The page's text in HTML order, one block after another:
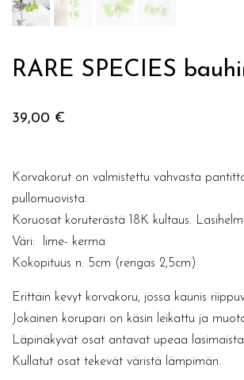
RARE SPECIES
39,00 €
Korvakorut on valmistettu vahvasta
pullomuovista.
Koruosat koruterästä 18K kultaus.
Väri: lime- kerma
Kokopituus n. 5cm (rengas 2,5cm)
Erittäin kevyt korvakoru, jossa kaunis
Jokainen korupari on käsin leikattu ja
Läpinäkyvät osat antavat upeaa
Kullatut osat tekevät väristä lämpimän.